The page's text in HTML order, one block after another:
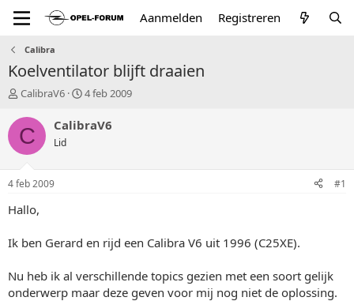
Aanmelden Registreren
Calibra
Koelventilator blijft draaien
T
p
i
a
r
r
CalibraV6
S
a
4 feb 2009
C CalibraV6
Lid
4 feb 2009 #1
Hallo,
Ik ben Gerard en rijd een Calibra V6 uit 1996 (C25XE).
Nu heb ik al verschillende topics gezien met een soort gelijk
onderwerp maar deze geven voor mij nog niet de oplossing.